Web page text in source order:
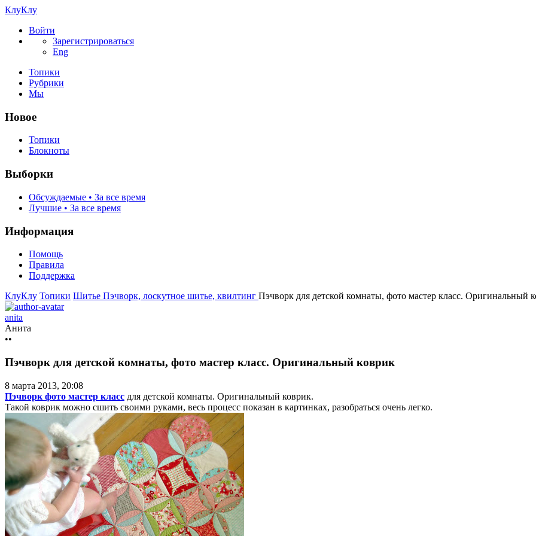
КлуКлу
Войти
Зарегистрироваться
Eng
Топики
Рубрики
Мы
Новое
Топики
Блокноты
Выборки
Обсуждаемые • За все время
Лучшие • За все время
Информация
Помощь
Правила
Поддержка
КлуКлу Топики Шитье Пэчворк, лоскутное шитье, квилтинг Пэчворк для детской комнаты, фото мастер класс. Оригинальный
anita
Анита
••
Пэчворк для детской комнаты, фото мастер класс. Оригинальный коврик
8 марта 2013, 20:08
Пэчворк фото мастер класс для детской комнаты. Оригинальный коврик.
Такой коврик можно сшить своими руками, весь процесс показан в картинках, разобраться очень легко.